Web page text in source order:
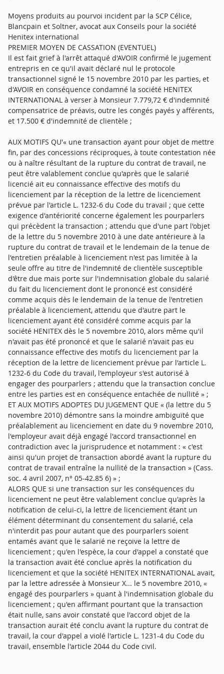
Moyens produits au pourvoi incident par la SCP Célice,
Blancpain et Soltner, avocat aux Conseils pour la société
Henitex international
PREMIER MOYEN DE CASSATION (EVENTUEL)
Il est fait grief à l'arrêt attaqué d'AVOIR confirmé le jugement
entrepris en ce qu'il avait déclaré nul le protocole
transactionnel signé le 15 novembre 2010 par les parties, et
d'AVOIR en conséquence condamné la société HENITEX
INTERNATIONAL à verser à Monsieur 7.779,72 € d'indemnité
compensatrice de préavis, outre les congés payés y afférents,
et 17.500 € d'indemnité de clientèle ;
AUX MOTIFS QU'« une transaction ayant pour objet de mettre
fin, par des concessions réciproques, à toute contestation née
ou à naître résultant de la rupture du contrat de travail, ne
peut être valablement conclue qu'après que le salarié
licencié ait eu connaissance effective des motifs du
licenciement par la réception de la lettre de licenciement
prévue par l'article L. 1232-6 du Code du travail ; que cette
exigence d'antériorité concerne également les pourparlers
qui précèdent la transaction ; attendu que d'une part l'objet
de la lettre du 5 novembre 2010 à une date antérieure à la
rupture du contrat de travail et le lendemain de la tenue de
l'entretien préalable à licenciement n'est pas limitée à la
seule offre au titre de l'indemnité de clientèle susceptible
d'être due mais porte sur l'indemnisation globale du salarié
du fait du licenciement dont le prononcé est considéré
comme acquis dès le lendemain de la tenue de l'entretien
préalable à licenciement, attendu que d'autre part le
licenciement ayant été considéré comme acquis par la
société HENITEX dès le 5 novembre 2010, alors même qu'il
n'avait pas été prononcé et que le salarié n'avait pas eu
connaissance effective des motifs du licenciement par la
réception de la lettre de licenciement prévue par l'article L.
1232-6 du Code du travail, l'employeur s'est autorisé à
engager des pourparlers ; attendu que la transaction conclue
entre les parties est en conséquence entachée de nullité » ;
ET AUX MOTIFS ADOPTES DU JUGEMENT QUE « (la lettre du 5
novembre 2010) démontre sans la moindre ambiguïté que
préalablement au licenciement en date du 9 novembre 2010,
l'employeur avait déjà engagé l'accord transactionnel en
contradiction avec la jurisprudence et notamment : « c'est
ainsi qu'un projet de transaction abordé avant la rupture du
contrat de travail entraîne la nullité de la transaction » (Cass.
soc. 4 avril 2007, n° 05-42.85 6) » ;
ALORS QUE si une transaction sur les conséquences du
licenciement ne peut être valablement conclue qu'après la
notification de celui-ci, la lettre de licenciement étant un
élément déterminant du consentement du salarié, cela
n'interdit pas pour autant que des pourparlers soient
entamés avant que le salarié ne reçoive la lettre de
licenciement ; qu'en l'espèce, la cour d'appel a constaté que
la transaction avait été conclue après la notification du
licenciement et que la société HENITEX INTERNATIONAL avait,
par la lettre adressée à Monsieur X... le 5 novembre 2010, «
engagé des pourparlers » quant à l'indemnisation globale du
licenciement ; qu'en affirmant pourtant que la transaction
était nulle, sans avoir constaté que l'accord objet de la
transaction aurait été conclu avant la rupture du contrat de
travail, la cour d'appel a violé l'article L. 1231-4 du Code du
travail, ensemble l'article 2044 du Code civil.